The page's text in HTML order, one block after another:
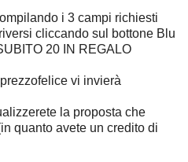
i 3 campi richiesti
cliccando sul bottone Blu
20 IN REGALO
vi invierà
la proposta che
quanto avete un credito di